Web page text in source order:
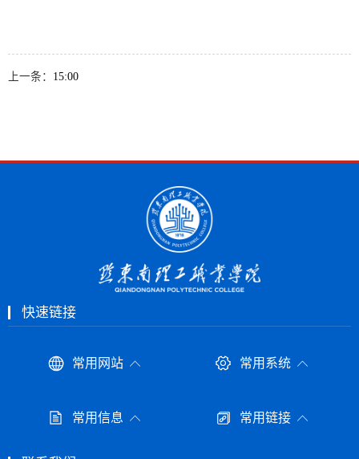
上一条： 15:00
快速链接
常用网站 常用系统
常用信息 常用链接